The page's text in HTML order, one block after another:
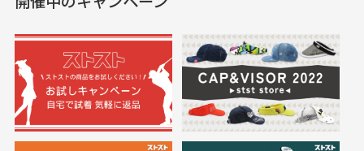
満足です。
何点ご購入頂いた場合も全国一律で800円とさせて頂
いております。(1配送先につき)
また5,000円(税込)以上お買い物をして頂けた場合は送
※必ず１つのショッピングカートに複数商品を入れて
実寸サイズについて
一点一点手作業で計測しておりますので、若干の誤
差が生じる場合がございます。
においについて